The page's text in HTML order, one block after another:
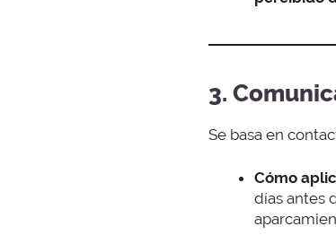
3.
Se basa en
Cómo
días antes